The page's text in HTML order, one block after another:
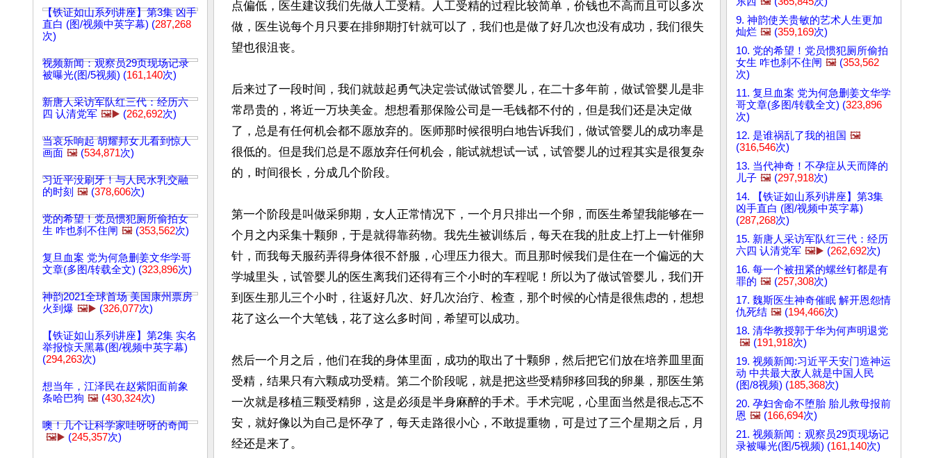
【铁证如山系列讲座】第3集 凶手
直白 (图/视频中英字幕) (287,268
次)
视频新闻：观察员29页现场记录
被曝光(图/5视频) (161,140次)
新唐人采访军队红三代：经历六
四 认清党军 🖼️▶️ (262,692次)
当哀乐响起 胡耀邦女儿看到惊人
画面 🖼️ (534,871次)
习近平没刷牙！与人民水乳交融
的时刻 🖼️ (378,606次)
党的希望！党员惯犯厕所偷拍女
生 咋也刹不住闸 🖼️ (353,562次)
复旦血案 党为何急删姜文华学哥
文章(多图/转载全文) (323,896次)
神韵2021全球首场 美国康州票房
火到爆 🖼️▶️ (326,077次)
【铁证如山系列讲座】第2集 实名
举报惊天黑幕(图/视频中英字幕)
(294,263次)
想当年，江泽民在赵紫阳面前象
条哈巴狗 🖼️ (430,324次)
噢！几个让科学家哇呀呀的奇闻
🖼️▶️ (245,357次)
点偏低，医生建议我们先做人工受精。人工受精的过程比较简单，价钱也不高而且可以多次
做，医生说每个月只要在排卵期打针就可以了，我们也是做了好几次也没有成功，我们很失
望也很沮丧。
后来过了一段时间，我们就鼓起勇气决定尝试做试管婴儿，在二十多年前，做试管婴儿是非
常昂贵的，将近一万块美金。想想看那保险公司是一毛钱都不付的，但是我们还是决定做
了，总是有任何机会都不愿放弃的。医师那时候很明白地告诉我们，做试管婴儿的成功率是
很低的。但是我们总是不愿放弃任何机会，能试就想试一试，试管婴儿的过程其实是很复杂
的，时间很长，分成几个阶段。
第一个阶段是叫做采卵期，女人正常情况下，一个月只排出一个卵，而医生希望我能够在一
个月之内采集十颗卵，于是就得靠药物。我先生被训练后，每天在我的肚皮上打上一针催卵
针，而我每天服药弄得身体很不舒服，心理压力很大。而且那时候我们是住在一个偏远的大
学城里头，试管婴儿的医生离我们还得有三个小时的车程呢！所以为了做试管婴儿，我们开
到医生那儿三个小时，往返好几次、好几次治疗、检查，那个时候的心情是很焦虑的，想想
花了这么一个大笔钱，花了这么多时间，希望可以成功。
然后一个月之后，他们在我的身体里面，成功的取出了十颗卵，然后把它们放在培养皿里面
受精，结果只有六颗成功受精。第二个阶段呢，就是把这些受精卵移回我的卵巢，那医生第
一次就是移植三颗受精卵，这是必须是半身麻醉的手术。手术完呢，心里面当然是很忐忑不
安，就好像以为自己是怀孕了，每天走路很小心，不敢提重物，可是过了三个星期之后，月
经还是来了。
9. 神韵使关贵敏的艺术人生更加
灿烂 🖼️ (359,169次)
10. 党的希望！党员惯犯厕所偷拍
女生 咋也刹不住闸 🖼️ (353,562
次)
11. 复旦血案 党为何急删姜文华学
哥文章(多图/转载全文) (323,896
次)
12. 是谁祸乱了我的祖国 🖼️
(316,546次)
13. 当代神奇！不孕症从天而降的
儿子 🖼️ (297,918次)
14. 【铁证如山系列讲座】第3集
凶手直白 (图/视频中英字幕)
(287,268次)
15. 新唐人采访军队红三代：经历
六四 认清党军 🖼️▶️ (262,692次)
16. 每一个被扭紧的螺丝钉都是有
罪的 🖼️ (257,308次)
17. 魏斯医生神奇催眠 解开恩怨情
仇死结 🖼️ (194,466次)
18. 清华教授郭于华为何声明退党
🖼️ (191,918次)
19. 视频新闻:习近平天安门造神运
动 中共最大敌人就是中国人民
(图/8视频) (185,368次)
20. 孕妇舍命不堕胎 胎儿救母报前
恩 🖼️ (166,694次)
21. 视频新闻：观察员29页现场记
录被曝光(图/5视频) (161,140次)